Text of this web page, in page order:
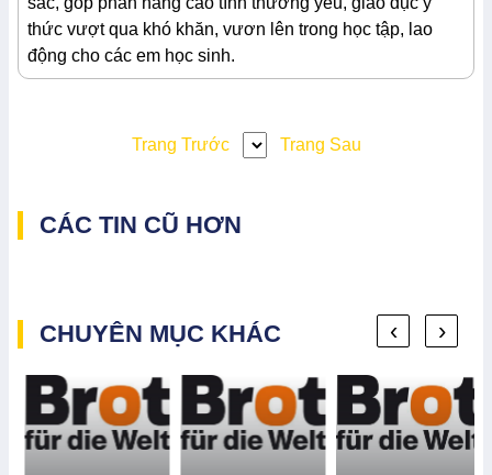
thức vượt qua khó khăn, vươn lên trong học tập, lao
động cho các em học sinh.
Trang Trước Trang Sau
CÁC TIN CŨ HƠN
CHUYÊN MỤC KHÁC ‹ ›